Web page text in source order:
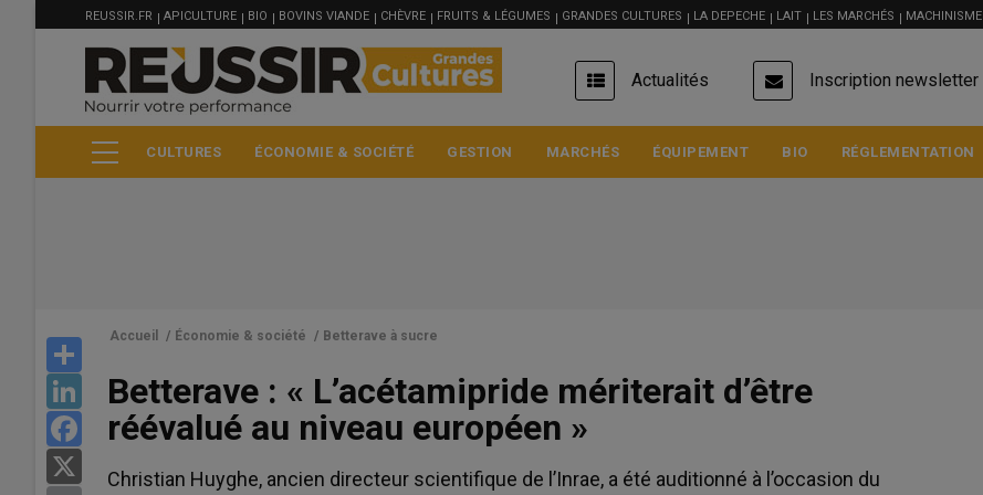
MENU
FILIÈRE
REUSSIR.FR APICULTURE BIO BOVINS VIANDE CHÈVRE FRUITS & LÉGUMES GRANDES CULTURES LA DEPECHE LAIT LES MARCHÉS MACHINISME
USER
ACCOUNT
MENU
Actualités Inscription newsletter
CULTURES ÉCONOMIE & SOCIÉTÉ GESTION MARCHÉS ÉQUIPEMENT BIO RÉGLEMENTATION
LinkedIn
Facebook
Accueil / Économie & société / Betterave à sucre
Betterave : « L’acétamipride mériterait d’être
réévalué au niveau européen »
Christian Huyghe, ancien directeur scientifique de l’Inrae, a été auditionné à l’occasion du
Blé meunier
Euronext, 05 Aug 2026
Euronext, 05 Aug 2026